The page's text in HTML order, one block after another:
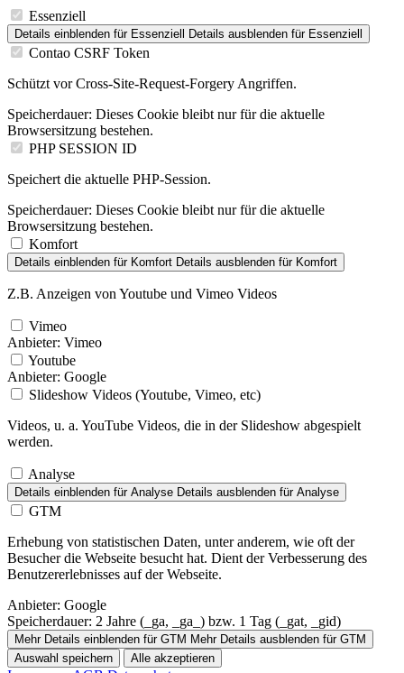
Essenziell
Details einblenden für Essenziell Details ausblenden für Essenziell
Contao CSRF Token
Schützt vor Cross-Site-Request-Forgery Angriffen.
Speicherdauer: Dieses Cookie bleibt nur für die aktuelle
Browsersitzung bestehen.
PHP SESSION ID
Speichert die aktuelle PHP-Session.
Speicherdauer: Dieses Cookie bleibt nur für die aktuelle
Browsersitzung bestehen.
Komfort
Details einblenden für Komfort Details ausblenden für Komfort
Z.B. Anzeigen von Youtube und Vimeo Videos
Vimeo
Anbieter: Vimeo
Youtube
Anbieter: Google
Slideshow Videos (Youtube, Vimeo, etc)
Videos, u. a. YouTube Videos, die in der Slideshow abgespielt
werden.
Analyse
Details einblenden für Analyse Details ausblenden für Analyse
GTM
Erhebung von statistischen Daten, unter anderem, wie oft der
Besucher die Webseite besucht hat. Dient der Verbesserung des
Benutzererlebnisses auf der Webseite.
Anbieter: Google
Speicherdauer: 2 Jahre (_ga, _ga_) bzw. 1 Tag (_gat, _gid)
Mehr Details einblenden für GTM Mehr Details ausblenden für GTM
Auswahl speichern
Alle akzeptieren